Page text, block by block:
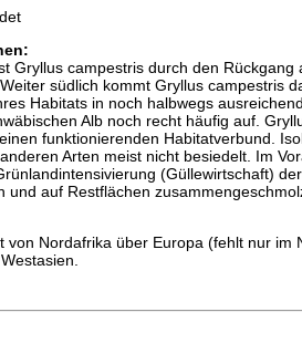
Gryllus campestris durch den Rückgang
südlich kommt Gryllus campestris
Habitats in noch halbwegs
Alb noch recht häufig auf.
funktionierenden Habitatverbund.
Arten meist nicht besiedelt. Im
(Güllewirtschaft)
und auf Restflächen
von Nordafrika über Europa (fehlt nur im